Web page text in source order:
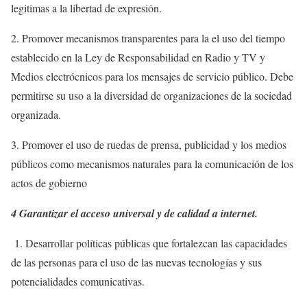
legitimas a la libertad de expresión.
2. Promover mecanismos transparentes para la el uso del tiempo
establecido en la Ley de Responsabilidad en Radio y TV y
Medios electrócnicos para los mensajes de servicio público. Debe
permitirse su uso a la diversidad de organizaciones de la sociedad
organizada.
3. Promover el uso de ruedas de prensa, publicidad y los medios
públicos como mecanismos naturales para la comunicación de los
actos de gobierno
4 Garantizar el acceso universal y de calidad a internet.
1. Desarrollar políticas públicas que fortalezcan las capacidades
de las personas para el uso de las nuevas tecnologías y sus
potencialidades comunicativas.